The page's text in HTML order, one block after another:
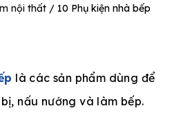
nội thất / 10 Phụ kiện nhà bếp
là các sản phẩm dùng để
nấu nướng và làm bếp.